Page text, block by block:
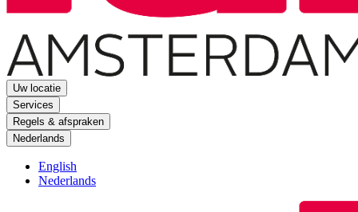
Uw locatie
Services
Regels & afspraken
Nederlands
English
Nederlands